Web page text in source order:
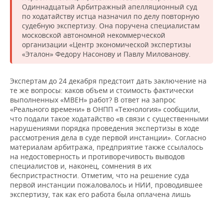
Одиннадцатый Арбитражный апелляционный суд
по ходатайству истца назначил по делу повторную
судебную экспертизу. Она поручена специалистам
московской автономной некоммерческой
организации «Центр экономической экспертизы
«Эталон» Федору Насонову и Павлу Милованову.
Экспертам до 24 декабря предстоит дать заключение на
те же вопросы: каков объем и стоимость фактически
выполненных «МВЕН» работ? В ответ на запрос
«Реального времени» в ОНПП «Технология» сообщили,
что подали такое ходатайство «в связи с существенными
нарушениями порядка проведения экспертизы в ходе
рассмотрения дела в суде первой инстанции». Согласно
материалам арбитража, предприятие также ссылалось
на недостоверность и противоречивость выводов
специалистов и, наконец, сомнения в их
беспристрастности. Отметим, что на решение суда
первой инстанции пожаловалось и НИИ, проводившее
экспертизу, так как его работа была оплачена лишь